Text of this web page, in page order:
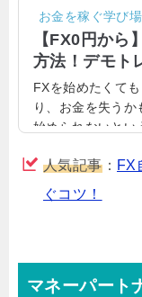
お金を稼ぐ学び場
【FX0円から
方法！デモト
FXを始めたくて
り、お金を失う
始められないとい
な、FXを無料で0
てお伝えしたい
ゼロでも稼げる
そう思うかもしれ
る方法を使えば、
人気記事： FX
ぐコツ！
マネーパート